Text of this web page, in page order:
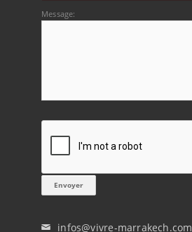
Message:
✉ infos@vivre-marrakech.com